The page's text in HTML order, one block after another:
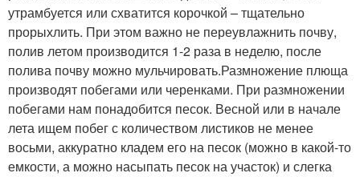
утрамбуется или схватится корочкой – тщательно
прорыхлить. При этом важно не переувлажнить почву,
полив летом производится 1-2 раза в неделю, после
полива почву можно мульчировать.Размножение плюща
производят побегами или черенками. При размножении
побегами нам понадобится песок. Весной или в начале
лета ищем побег с количеством листиков не менее
восьми, аккуратно кладем его на песок (можно в какой-то
емкости, а можно насыпать песок на участок) и слегка